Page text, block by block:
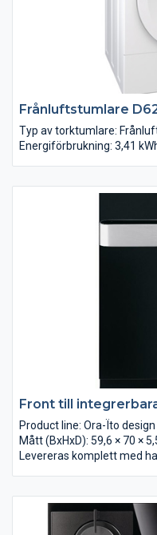
Frånluftstumlare
Typ av torktumlare:
Energiförbrukning: 3,41
Front till
Product line: Ora-Ïto design
Mått (BxHxD): 59,6 × 70 ×
Levereras komplett med